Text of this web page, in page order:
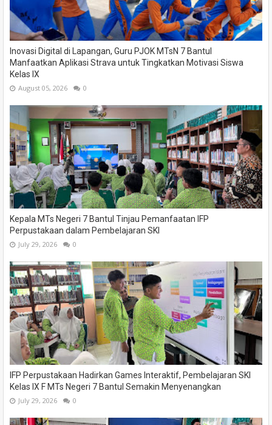
Inovasi Digital di Lapangan, Guru PJOK MTsN 7 Bantul
Manfaatkan Aplikasi Strava untuk Tingkatkan Motivasi Siswa
Kelas IX
August 05, 2026 0
Kepala MTs Negeri 7 Bantul Tinjau Pemanfaatan IFP
Perpustakaan dalam Pembelajaran SKI
July 29, 2026 0
IFP Perpustakaan Hadirkan Games Interaktif, Pembelajaran SKI
Kelas IX F MTs Negeri 7 Bantul Semakin Menyenangkan
July 29, 2026 0